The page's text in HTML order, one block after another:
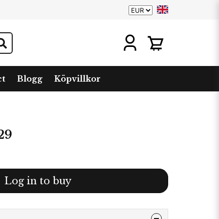
Blogg Köpvillkor
Log in to buy